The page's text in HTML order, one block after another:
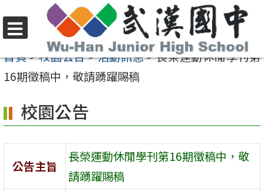
至
要
容
區
選
單
首頁>校園公告>活動訊息>長榮運動休閒學刊第
16期徵稿中，敬請踴躍賜稿
校園公告
公告主旨
長榮運動休閒學刊第16期徵稿中，敬
請踴躍賜稿